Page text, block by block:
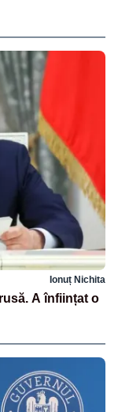
Ionuț Nichita
A înființat o